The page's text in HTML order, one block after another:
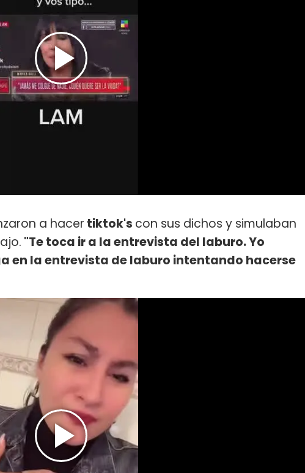
a hacer tiktok's con sus dichos y simulaban
"Te toca ir a la entrevista del laburo. Yo
en la entrevista de laburo intentando hacerse